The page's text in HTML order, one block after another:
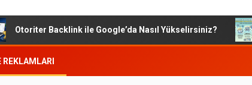
Otoriter Backlink ile Google’da Nasıl Yükselirsiniz?
REKLAMLARI